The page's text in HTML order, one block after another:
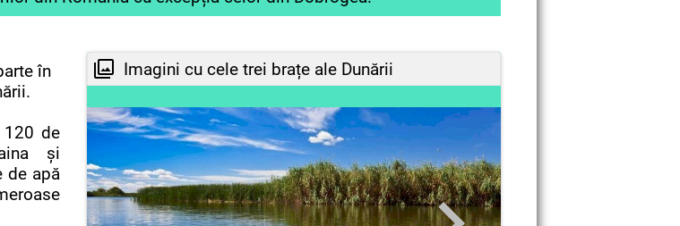
în
de
şi
de apă
Imagini cu cele trei brațe ale Dunării